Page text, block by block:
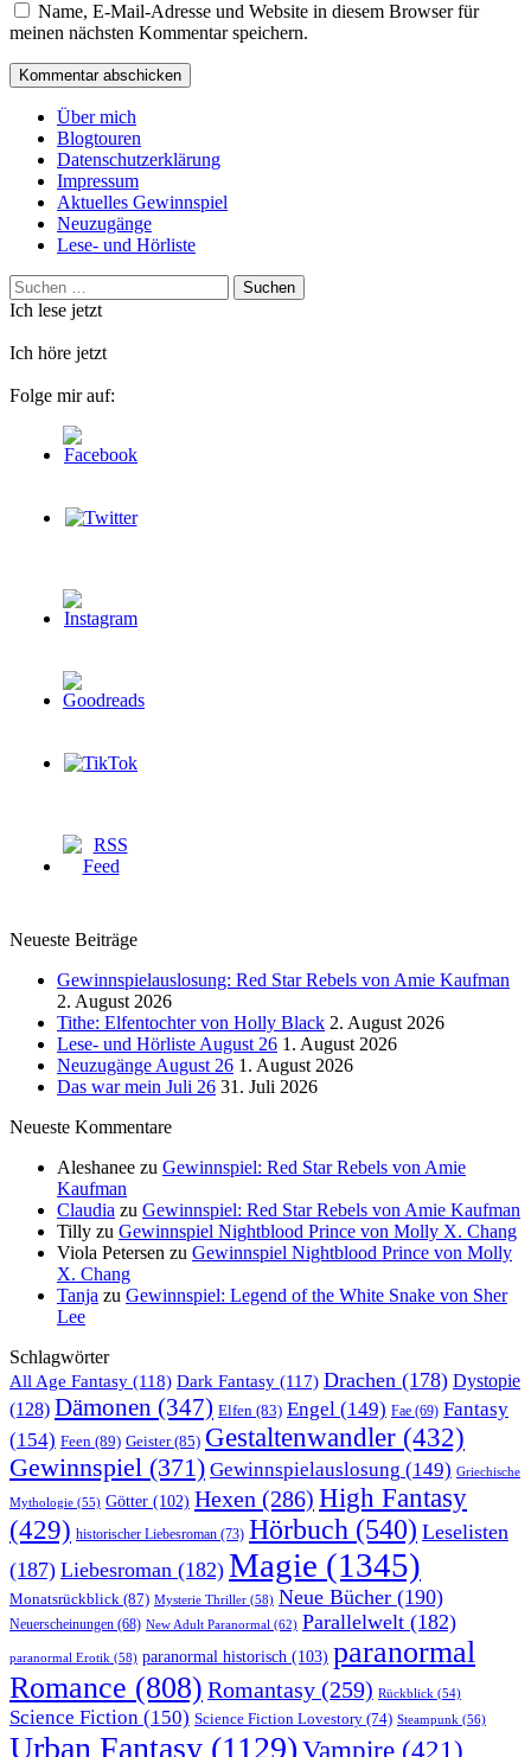
Name, E-Mail-Adresse und Website in diesem Browser für
meinen nächsten Kommentar speichern.
Über mich
Blogtouren
Datenschutzerklärung
Impressum
Aktuelles Gewinnspiel
Neuzugänge
Lese- und Hörliste
Suchen
nach:
Ich lese jetzt
Ich höre jetzt
Folge mir auf:
Neueste Beiträge
Gewinnspielauslosung: Red Star Rebels von Amie Kaufman
2. August 2026
Tithe: Elfentochter von Holly Black 2. August 2026
Lese- und Hörliste August 26 1. August 2026
Neuzugänge August 26 1. August 2026
Das war mein Juli 26 31. Juli 2026
Neueste Kommentare
Aleshanee zu Gewinnspiel: Red Star Rebels von Amie
Kaufman
Claudia zu Gewinnspiel: Red Star Rebels von Amie Kaufman
Tilly zu Gewinnspiel Nightblood Prince von Molly X. Chang
Viola Petersen zu Gewinnspiel Nightblood Prince von Molly
X. Chang
Tanja zu Gewinnspiel: Legend of the White Snake von Sher
Lee
Schlagwörter
All Age Fantasy (118) Dark Fantasy (117) Drachen (178) Dystopie
(128) Dämonen (347) Elfen (83) Engel (149) Fae (69) Fantasy
(154) Feen (89) Geister(85) Gestaltenwandler (432)
Gewinnspiel (371) Gewinnspielauslosung (149) Griechische
Mythologie (55) Götter (102) Hexen (286) High Fantasy
(429) historischer Liebesroman (73) Hörbuch (540) Leselisten
(187) Liebesroman (182) Magie (1345)
Monatsrückblick (87) Mysterie Thriller (58) Neue Bücher (190)
Neuerscheinungen (68) New Adult Paranormal (62) Parallelwelt (182)
paranormal Erotik (58) paranormal historisch (103) paranormal
Romance (808) Romantasy (259) Rückblick (54)
Science Fiction (150) Science Fiction Lovestory (74) Steampunk (56)
Urban Fantasy (1129) Vampire (421)